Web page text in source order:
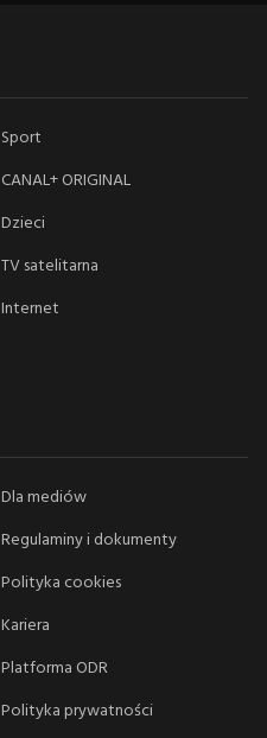
Sport
CANAL+ ORIGINAL
Dzieci
TV satelitarna
Internet
Dla mediów
Regulaminy i dokumenty
Polityka cookies
Kariera
Platforma ODR
Polityka prywatności